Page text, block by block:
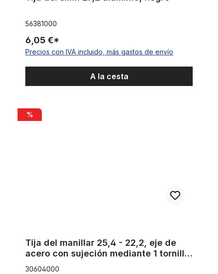
56381000
6,05 €*
Precios con IVA incluido, más gastos de envío
A la cesta
Tija del manillar 25,4 - 22,2, eje de acero con sujeción
%
Tija del manillar 25,4 - 22,2, eje de
acero con sujeción mediante 1 tornillo
cromada Humpert Ergotec CV 101
30604000